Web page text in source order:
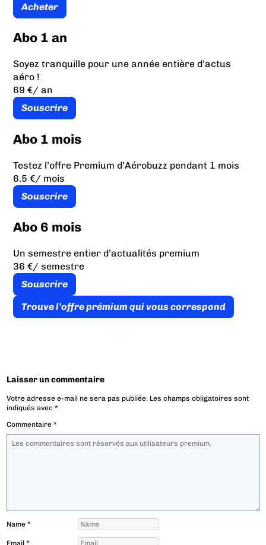
Acheter
Abo 1 an
Soyez tranquille pour une année entière d’actus
aéro !
69 €/ an
Souscrire
Abo 1 mois
Testez l’offre Premium d’Aérobuzz pendant 1 mois
6.5 €/ mois
Souscrire
Abo 6 mois
Un semestre entier d’actualités premium
36 €/ semestre
Souscrire
Trouve l’offre prémium qui vous correspond
Laisser un commentaire
Votre adresse e-mail ne sera pas publiée. Les champs obligatoires sont
indiqués avec*
Commentaire*
Name*